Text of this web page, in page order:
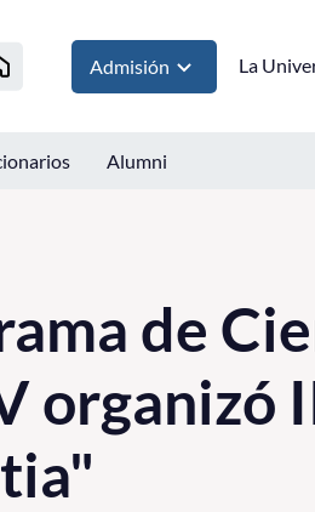
Admisión La
Alumni
de
organizó